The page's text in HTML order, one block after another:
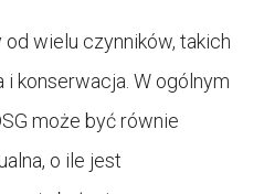
wielu czynników, takich
i konserwacja. W ogólnym
może być równie
o ile jest